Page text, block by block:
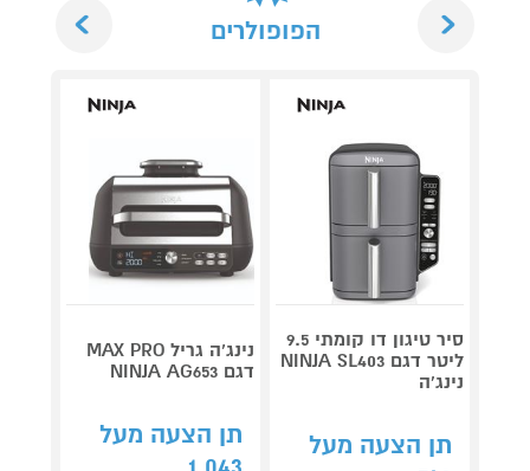
הפופולרים
סיר טיגון דו קומתי 9.5
ליטר דגם NINJA SL403
נינג'ה
תן הצעה מעל
נינג’ה גריל MAX PRO
דגם NINJA AG653
תן הצעה מעל